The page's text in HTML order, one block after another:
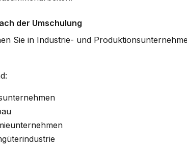
der Umschulung
Sie in Industrie- und